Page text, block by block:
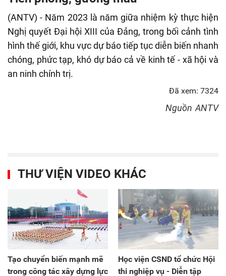
(ANTV) - Năm 2023 là năm giữa nhiệm kỳ thực hiện
Nghị quyết Đại hội XIII của Đảng, trong bối cảnh tình
hình thế giới, khu vực dự báo tiếp tục diễn biến nhanh
chóng, phức tạp, khó dự báo cả về kinh tế - xã hội và
an ninh chính trị.
Đã xem: 7324
Nguồn ANTV
THƯ VIỆN VIDEO KHÁC
Tạo chuyển biến mạnh mẽ
trong công tác xây dựng lực
Học viện CSND tổ chức Hội
thi nghiệp vụ - Diễn tập